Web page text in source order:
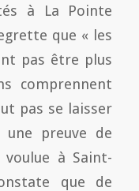
à La Pointe
que « les
pas être plus
comprennent
pas se laisser
preuve de
à Saint-
que de